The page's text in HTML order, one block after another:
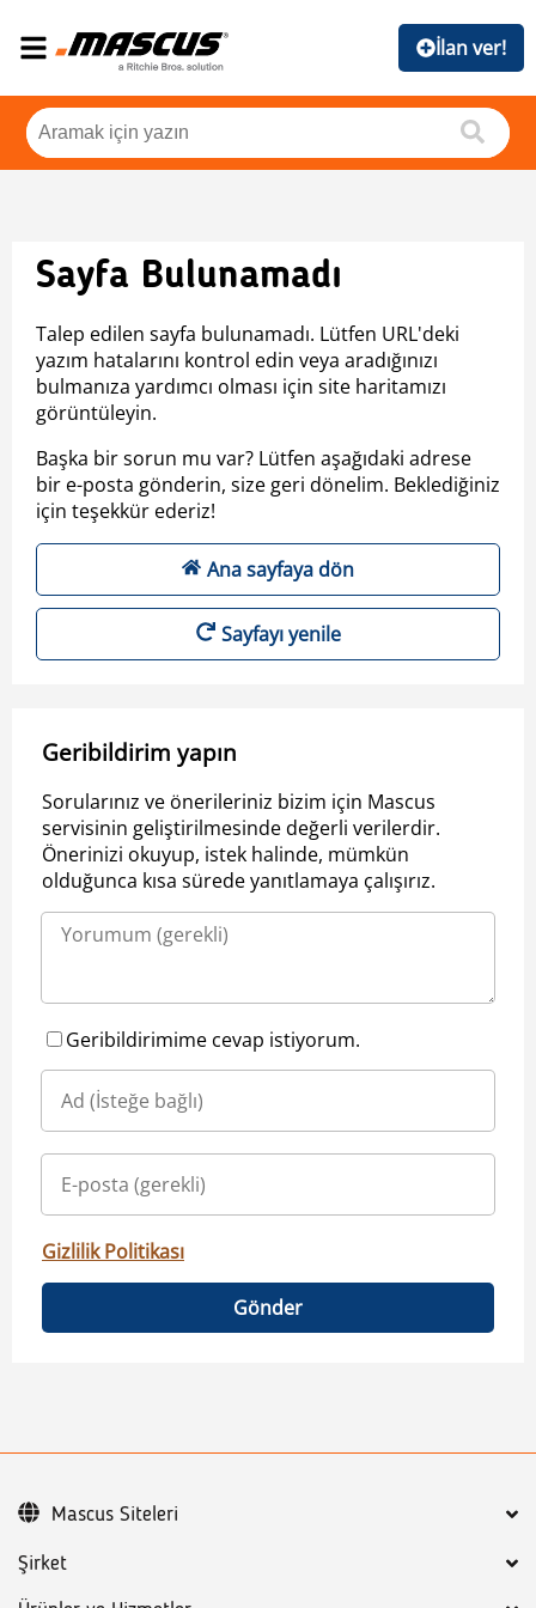
İlan ver!
Sayfa Bulunamadı
Talep edilen sayfa bulunamadı. Lütfen URL'deki
yazım hatalarını kontrol edin veya aradığınızı
bulmanıza yardımcı olması için site haritamızı
görüntüleyin.
Başka bir sorun mu var? Lütfen aşağıdaki adrese
bir e-posta gönderin, size geri dönelim. Beklediğiniz
için teşekkür ederiz!
Ana sayfaya dön
Sayfayı yenile
Geribildirim yapın
Sorularınız ve önerileriniz bizim için Mascus
servisinin geliştirilmesinde değerli verilerdir.
Önerinizi okuyup, istek halinde, mümkün
olduğunca kısa sürede yanıtlamaya çalışırız.
Geribildirimime cevap istiyorum.
Gizlilik Politikası
Gönder
Şirket
Mascus Siteleri